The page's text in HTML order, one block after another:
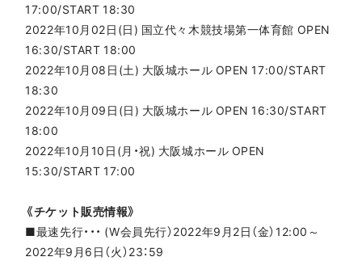
17:00/START 18:30
2022年10月02日(日) 国立代々木競技場第一体育館 OPEN
16:30/START 18:00
2022年10月08日(土) 大阪城ホール OPEN 17:00/START
18:30
2022年10月09日(日) 大阪城ホール OPEN 16:30/START
18:00
2022年10月10日(月・祝) 大阪城ホール OPEN
15:30/START 17:00
《チケット販売情報》
■最速先行・・・ (W会員先行）2022年9月2日（金）12:00～
2022年9月6日（火）23：59